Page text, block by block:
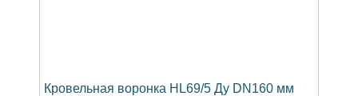
Кровельная воронка HL69/5 Ду DN160 мм